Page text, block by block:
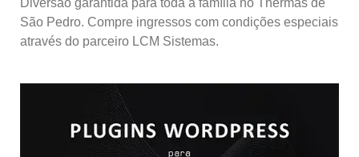
Diversão garantida para toda a família no Thermas de
São Pedro. Compre ingressos com condições especiais
através do parceiro LCM Sistemas.